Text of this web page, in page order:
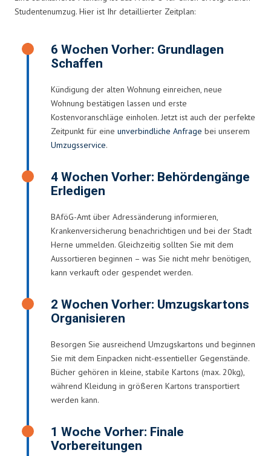
Studentenumzug. Hier ist Ihr detaillierter Zeitplan:
6 Wochen Vorher: Grundlagen
Schaffen
Kündigung der alten Wohnung einreichen, neue
Wohnung bestätigen lassen und erste
Kostenvoranschläge einholen. Jetzt ist auch der perfekte
Zeitpunkt für eine unverbindliche Anfrage bei unserem
Umzugsservice.
4 Wochen Vorher: Behördengänge
Erledigen
BAföG-Amt über Adressänderung informieren,
Krankenversicherung benachrichtigen und bei der Stadt
Herne ummelden. Gleichzeitig sollten Sie mit dem
Aussortieren beginnen – was Sie nicht mehr benötigen,
kann verkauft oder gespendet werden.
2 Wochen Vorher: Umzugskartons
Organisieren
Besorgen Sie ausreichend Umzugskartons und beginnen
Sie mit dem Einpacken nicht-essentieller Gegenstände.
Bücher gehören in kleine, stabile Kartons (max. 20kg),
während Kleidung in größeren Kartons transportiert
werden kann.
1 Woche Vorher: Finale
Vorbereitungen